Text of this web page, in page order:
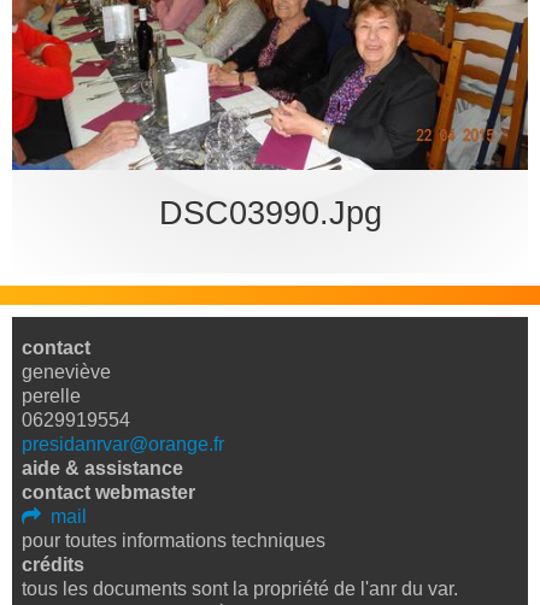
pôle des retraités
bureau
DSC03990.jpg
contact
geneviève
perelle
0629919554
presidanrvar@orange.fr
aide & assistance
contact webmaster
mail
pour toutes informations techniques
crédits
tous les documents sont la propriété de l'anr du var.